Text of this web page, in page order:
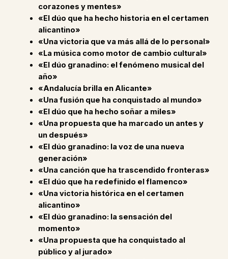
corazones y mentes»
«El dúo que ha hecho historia en el certamen
alicantino»
«Una victoria que va más allá de lo personal»
«La música como motor de cambio cultural»
«El dúo granadino: el fenómeno musical del
año»
«Andalucía brilla en Alicante»
«Una fusión que ha conquistado al mundo»
«El dúo que ha hecho soñar a miles»
«Una propuesta que ha marcado un antes y
un después»
«El dúo granadino: la voz de una nueva
generación»
«Una canción que ha trascendido fronteras»
«El dúo que ha redefinido el flamenco»
«Una victoria histórica en el certamen
alicantino»
«El dúo granadino: la sensación del
momento»
«Una propuesta que ha conquistado al
público y al jurado»